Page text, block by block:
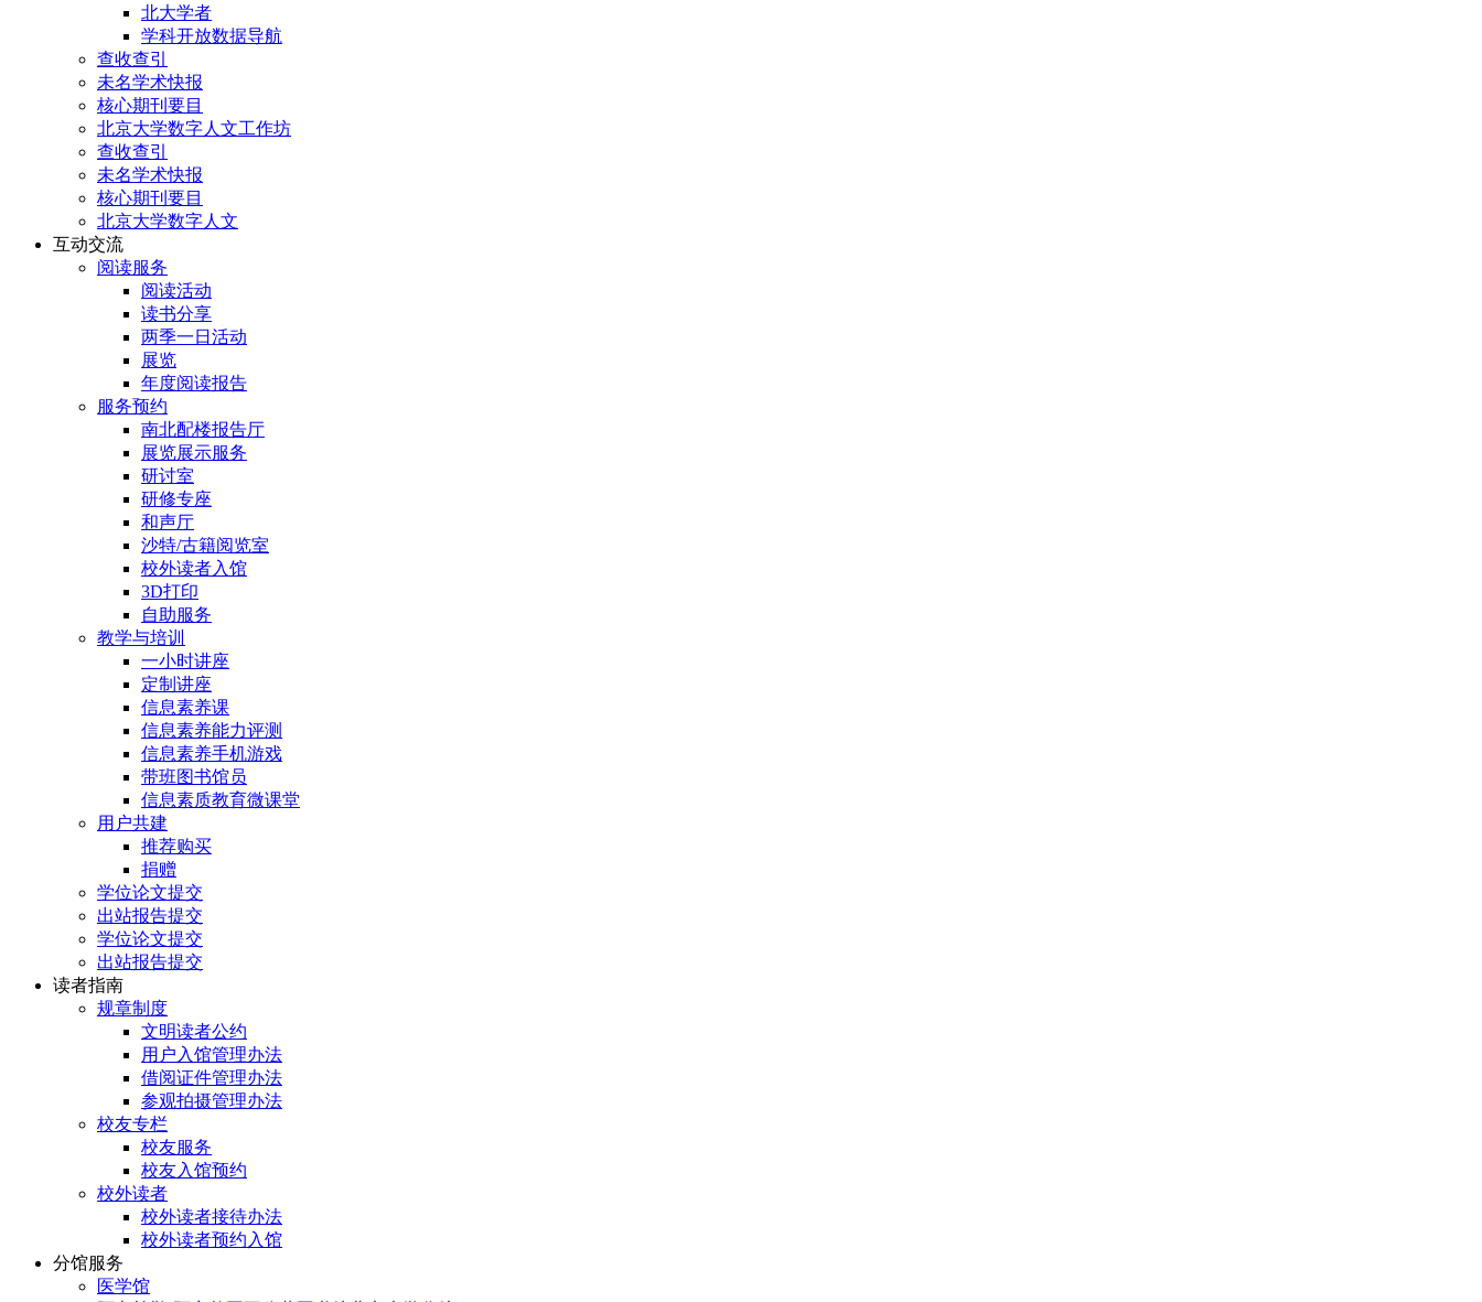
北大学者
学科开放数据导航
查收查引
未名学术快报
核心期刊要目
北京大学数字人文工作坊
查收查引
未名学术快报
核心期刊要目
北京大学数字人文
互动交流
阅读服务
阅读活动
读书分享
两季一日活动
展览
年度阅读报告
服务预约
南北配楼报告厅
展览展示服务
研讨室
研修专座
和声厅
沙特/古籍阅览室
校外读者入馆
3D打印
自助服务
教学与培训
一小时讲座
定制讲座
信息素养课
信息素养能力评测
信息素养手机游戏
带班图书馆员
信息素质教育微课堂
用户共建
推荐购买
捐赠
学位论文提交
出站报告提交
学位论文提交
出站报告提交
读者指南
规章制度
文明读者公约
用户入馆管理办法
借阅证件管理办法
参观拍摄管理办法
校友专栏
校友服务
校友入馆预约
校外读者
校外读者接待办法
校外读者预约入馆
分馆服务
医学馆